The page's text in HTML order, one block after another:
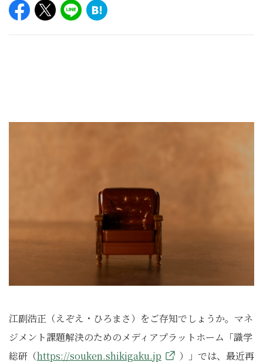
江副浩正（えぞえ・ひろまさ）をご存知でしょうか。マネ
ジメント課題解決のためのメディアプラットホーム「識学
総研（https://souken.shikigaku.jp
）」では、最近再